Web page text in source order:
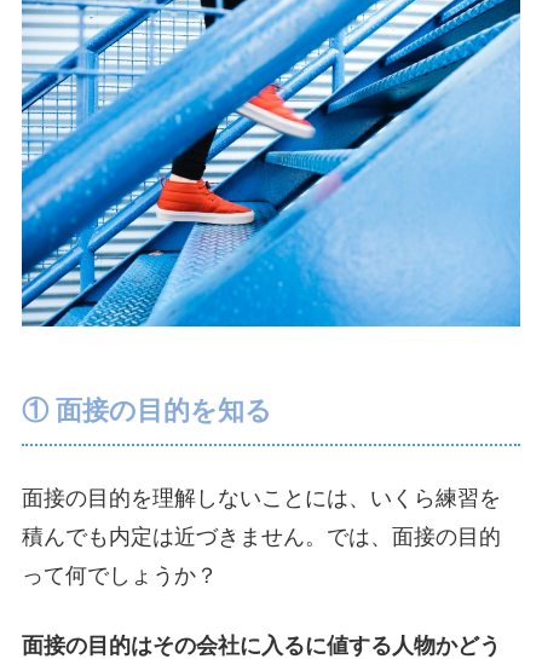
① 面接の目的を知る
面接の目的を理解しないことには、いくら練習を
積んでも内定は近づきません。では、面接の目的
って何でしょうか？
面接の目的はその会社に入るに値する人物かどう